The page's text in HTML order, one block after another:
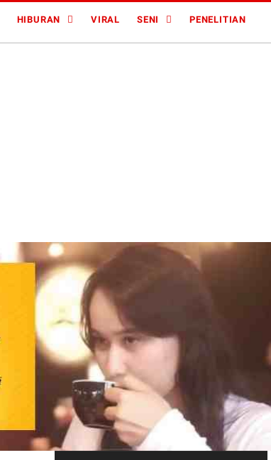
HIBURAN VIRAL SENI PENELITIAN